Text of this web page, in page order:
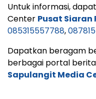
Untuk informasi,
Center Pusat Siaran
085315557788,
Dapatkan beragam
berbagai portal
Sapulangit Media